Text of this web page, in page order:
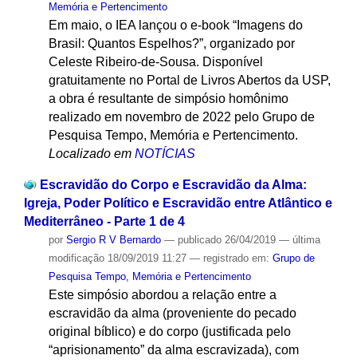
Memória e Pertencimento
Em maio, o IEA lançou o e-book “Imagens do
Brasil: Quantos Espelhos?”, organizado por
Celeste Ribeiro-de-Sousa. Disponível
gratuitamente no Portal de Livros Abertos da USP,
a obra é resultante de simpósio homônimo
realizado em novembro de 2022 pelo Grupo de
Pesquisa Tempo, Memória e Pertencimento.
Localizado em NOTÍCIAS
Escravidão do Corpo e Escravidão da Alma:
Igreja, Poder Político e Escravidão entre Atlântico e
Mediterrâneo - Parte 1 de 4
por Sergio R V Bernardo — publicado26/04/2019 — última
modificação18/09/2019 11:27 — registrado em: Grupo de
Pesquisa Tempo, Memória e Pertencimento
Este simpósio abordou a relação entre a
escravidão da alma (proveniente do pecado
original bíblico) e do corpo (justificada pelo
“aprisionamento” da alma escravizada), com